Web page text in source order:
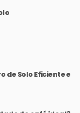
de Solo Eficiente e